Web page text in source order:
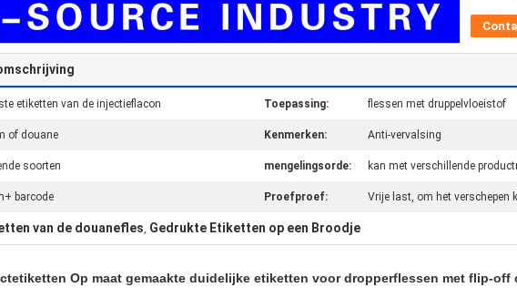
etiketten van de injectieflacon Toepassing: flessen met druppelvloeistof
of douane Kenmerken: Anti-vervalsing
soorten mengelingsorde: kan met verschillende
barcode Proefproef: Vrije last, om het verschepen
van de douanefles, Gedrukte Etiketten op een Broodje
Op maat gemaakte duidelijke etiketten voor dropperflessen met flip-off